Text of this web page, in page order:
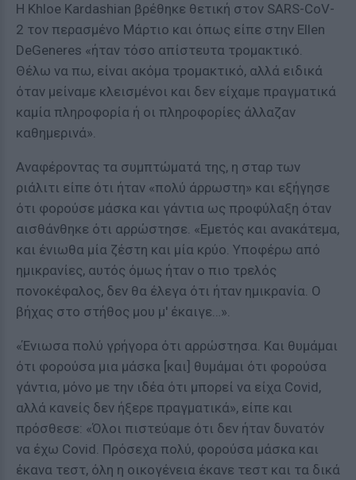
Η Khloe Kardashian βρέθηκε θετική στον SARS-CoV-
2 τον περασμένο Μάρτιο και όπως είπε στην Ellen
DeGeneres «ήταν τόσο απίστευτα τρομακτικό.
Θέλω να πω, είναι ακόμα τρομακτικό, αλλά ειδικά
όταν μείναμε κλεισμένοι και δεν είχαμε πραγματικά
καμία πληροφορία ή οι πληροφορίες άλλαζαν
καθημερινά».
Αναφέροντας τα συμπτώματά της, η σταρ των
ριάλιτι είπε ότι ήταν «πολύ άρρωστη» και εξήγησε
ότι φορούσε μάσκα και γάντια ως προφύλαξη όταν
αισθάνθηκε ότι αρρώστησε. «Εμετός και ανακάτεμα,
και ένιωθα μία ζέστη και μία κρύο. Υποφέρω από
ημικρανίες, αυτός όμως ήταν ο πιο τρελός
πονοκέφαλος, δεν θα έλεγα ότι ήταν ημικρανία. Ο
βήχας στο στήθος μου μ' έκαιγε…».
«Ένιωσα πολύ γρήγορα ότι αρρώστησα. Και θυμάμαι
ότι φορούσα μια μάσκα [και] θυμάμαι ότι φορούσα
γάντια, μόνο με την ιδέα ότι μπορεί να είχα Covid,
αλλά κανείς δεν ήξερε πραγματικά», είπε και
πρόσθεσε: «Όλοι πιστεύαμε ότι δεν ήταν δυνατόν
να έχω Covid. Πρόσεχα πολύ, φορούσα μάσκα και
έκανα τεστ, όλη η οικογένεια έκανε τεστ και τα δικά